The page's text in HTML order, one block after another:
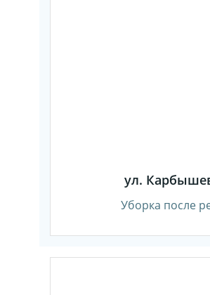
ул.
Уборка после